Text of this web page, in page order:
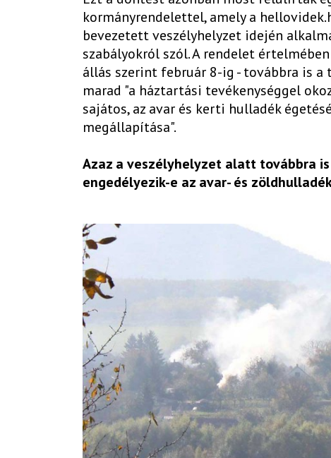
kormányrendelettel, amely a
bevezetett veszélyhelyzet idején
szabályokról szól. A rendelet
állás szerint február 8-ig - továbbra is
marad "a háztartási tevékenységgel
sajátos, az avar és kerti hulladék
megállapítása".
Azaz a veszélyhelyzet alatt továbbra
engedélyezik-e az avar- és